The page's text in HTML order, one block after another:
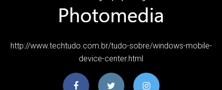
http://www.techtudo.com.br/tudo-sobre/windows-mobile-
device-center.html